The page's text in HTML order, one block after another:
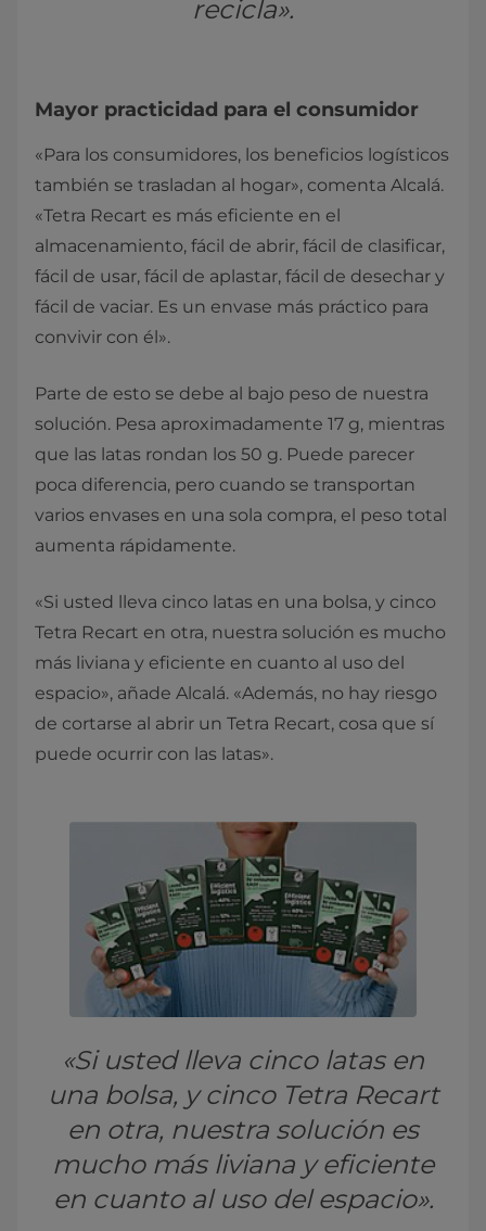
recicla».
Mayor practicidad para el consumidor
«Para los consumidores, los beneficios logísticos
también se trasladan al hogar», comenta Alcalá.
«Tetra Recart es más eficiente en el
almacenamiento, fácil de abrir, fácil de clasificar,
fácil de usar, fácil de aplastar, fácil de desechar y
fácil de vaciar. Es un envase más práctico para
convivir con él».
Parte de esto se debe al bajo peso de nuestra
solución. Pesa aproximadamente 17 g, mientras
que las latas rondan los 50 g. Puede parecer
poca diferencia, pero cuando se transportan
varios envases en una sola compra, el peso total
aumenta rápidamente.
«Si usted lleva cinco latas en una bolsa, y cinco
Tetra Recart en otra, nuestra solución es mucho
más liviana y eficiente en cuanto al uso del
espacio», añade Alcalá. «Además, no hay riesgo
de cortarse al abrir un Tetra Recart, cosa que sí
puede ocurrir con las latas».
«Si usted lleva cinco latas en
una bolsa, y cinco Tetra Recart
en otra, nuestra solución es
mucho más liviana y eficiente
en cuanto al uso del espacio».